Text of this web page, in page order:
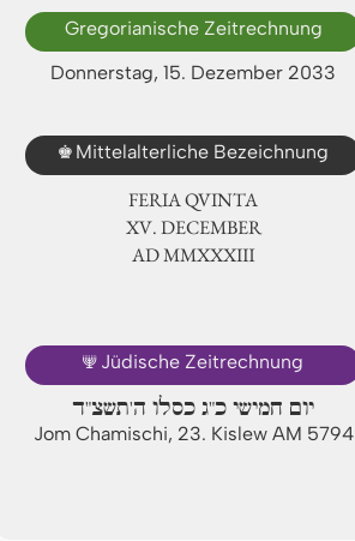
Gregorianische Zeitrechnung
Donnerstag, 15. Dezember 2033
♚ Mittelalterliche Bezeichnung
FERIA QUINTA
ⅩⅤ. DECEMBER
AD ⅯⅯⅩⅩⅩⅢ
🕎 Jüdische Zeitrechnung
יום חמישי כ"ג כסלו ה'תשצ"ד
Jom Chamischi, 23. Kislew AM 5794